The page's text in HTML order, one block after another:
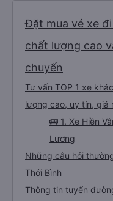
Đặt mua vé xe
chất lượng cao
chuyến
Tư vấn TOP 1 xe
lượng cao, uy tín, giá
🚌 1. Xe Hiền
Lương
Những câu hỏi
Thới Bình
Thông tin tuyến